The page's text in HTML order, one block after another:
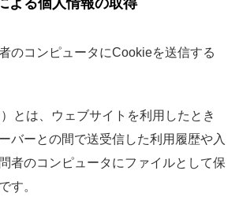
よる個人情報の取得
のコンピュータにCookieを送信する
とは、ウェブサイトを利用したとき
バーとの間で送受信した利用履歴や入
者のコンピュータにファイルとして保
す。